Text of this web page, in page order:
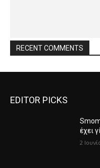
RECENT COMMENTS
EDITOR PICKS
έχει
2